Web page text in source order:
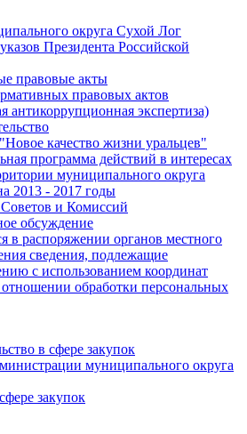
округа Сухой Лог
Президента Российской
правовые акты
правовых актов
антикоррупционная экспертиза)
качество жизни уральцев"
программа действий в интересах
муниципального округа
2013 - 2017 годы
и Комиссий
обсуждение
в распоряжении органов местного
сведения, подлежащие
с использованием координат
обработки персональных
в сфере закупок
муниципального округа
закупок